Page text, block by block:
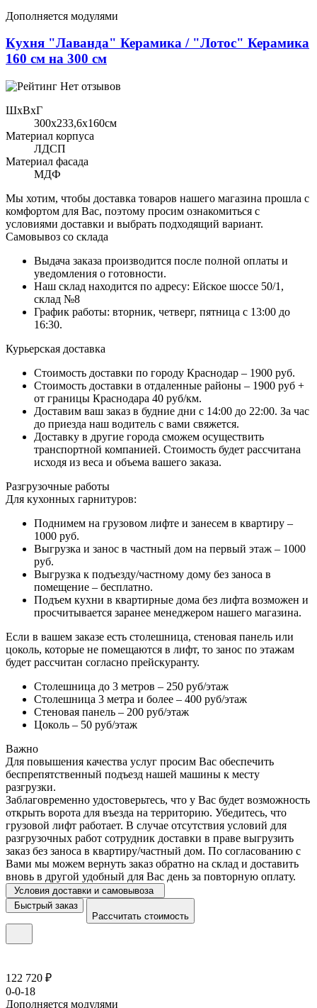
Дополняется модулями
Кухня "Лаванда" Керамика / "Лотос" Керамика
160 см на 300 см
Нет отзывов
ШхВхГ
300x233,6х160см
Материал корпуса
ЛДСП
Материал фасада
МДФ
Мы хотим, чтобы доставка товаров нашего магазина прошла с
комфортом для Вас, поэтому просим ознакомиться с
условиями доставки и выбрать подходящий вариант.
Самовывоз со склада
Выдача заказа производится после полной оплаты и
уведомления о готовности.
Наш склад находится по адресу: Ейское шоссе 50/1,
склад №8
График работы: вторник, четверг, пятница с 13:00 до
16:30.
Курьерская доставка
Стоимость доставки по городу Краснодар – 1900 руб.
Стоимость доставки в отдаленные районы – 1900 руб +
от границы Краснодара 40 руб/км.
Доставим ваш заказ в будние дни с 14:00 до 22:00. За час
до приезда наш водитель с вами свяжется.
Доставку в другие города сможем осуществить
транспортной компанией. Стоимость будет рассчитана
исходя из веса и объема вашего заказа.
Разгрузочные работы
Для кухонных гарнитуров:
Поднимем на грузовом лифте и занесем в квартиру –
1000 руб.
Выгрузка и занос в частный дом на первый этаж – 1000
руб.
Выгрузка к подъезду/частному дому без заноса в
помещение – бесплатно.
Подъем кухни в квартирные дома без лифта возможен и
просчитывается заранее менеджером нашего магазина.
Если в вашем заказе есть столешница, стеновая панель или
цоколь, которые не помещаются в лифт, то занос по этажам
будет рассчитан согласно прейскуранту.
Столешница до 3 метров – 250 руб/этаж
Столешница 3 метра и более – 400 руб/этаж
Стеновая панель – 200 руб/этаж
Цоколь – 50 руб/этаж
Важно
Для повышения качества услуг просим Вас обеспечить
беспрепятственный подъезд нашей машины к месту
разгрузки.
Заблаговременно удостоверьтесь, что у Вас будет возможность
открыть ворота для въезда на территорию. Убедитесь, что
грузовой лифт работает. В случае отсутствия условий для
разгрузочных работ сотрудник доставки в праве выгрузить
заказ без заноса в квартиру/частный дом. По согласованию с
Вами мы можем вернуть заказ обратно на склад и доставить
вновь в другой удобный для Вас день за повторную оплату.
Условия доставки и самовывоза
Быстрый заказ
Рассчитать стоимость
122 720 ₽
0-0-18
Дополняется модулями